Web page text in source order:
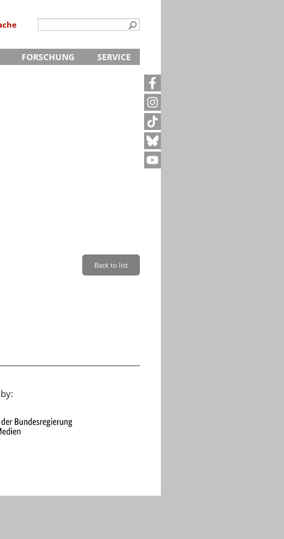
FORSCHUNG
SERVICE
Archivanfrage
Kurze Information
Back to list